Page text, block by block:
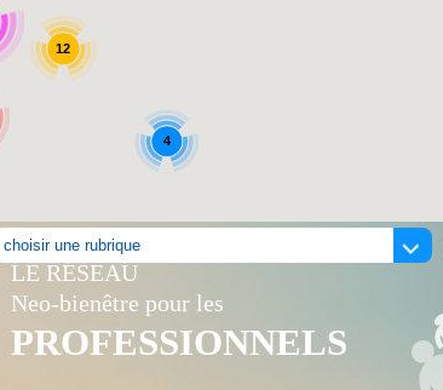
4
12
LE RÉSEAU
Neo-bienêtre pour les
PROFESSIONNELS